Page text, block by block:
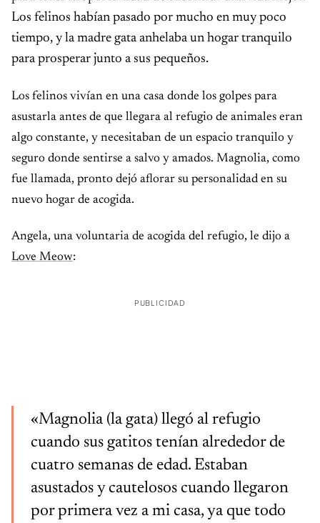
Los felinos habían pasado por mucho en muy poco
tiempo, y la madre gata anhelaba un hogar tranquilo
para prosperar junto a sus pequeños.
Los felinos vivían en una casa donde los golpes para
asustarla antes de que llegara al refugio de animales eran
algo constante, y necesitaban de un espacio tranquilo y
seguro donde sentirse a salvo y amados. Magnolia, como
fue llamada, pronto dejó aflorar su personalidad en su
nuevo hogar de acogida.
Angela, una voluntaria de acogida del refugio, le dijo a
Love Meow:
PUBLICIDAD
«Magnolia (la gata) llegó al refugio
cuando sus gatitos tenían alrededor de
cuatro semanas de edad. Estaban
asustados y cautelosos cuando llegaron
por primera vez a mi casa, ya que todo